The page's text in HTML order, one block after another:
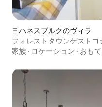
ヨハネスブルクのヴィラ
フォレストタウンゲストコ
家族 · ロケーション · おも